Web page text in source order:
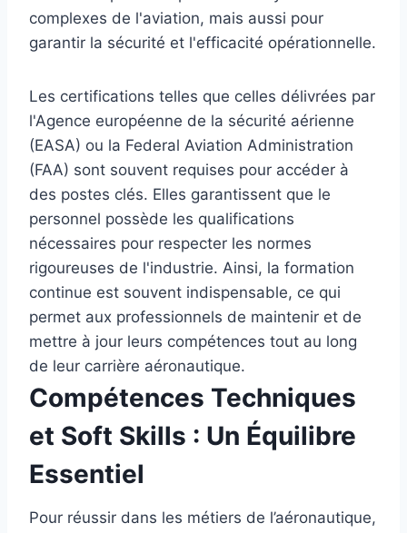
complexes de l'aviation, mais aussi pour
garantir la sécurité et l'efficacité opérationnelle.
Les certifications telles que celles délivrées par
l'Agence européenne de la sécurité aérienne
(EASA) ou la Federal Aviation Administration
(FAA) sont souvent requises pour accéder à
des postes clés. Elles garantissent que le
personnel possède les qualifications
nécessaires pour respecter les normes
rigoureuses de l'industrie. Ainsi, la formation
continue est souvent indispensable, ce qui
permet aux professionnels de maintenir et de
mettre à jour leurs compétences tout au long
de leur carrière aéronautique.
Compétences Techniques
et Soft Skills : Un Équilibre
Essentiel
Pour réussir dans les métiers de l’aéronautique,